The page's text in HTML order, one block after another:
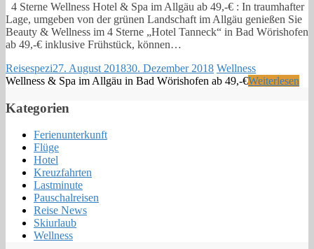
4 Sterne Wellness Hotel & Spa im Allgäu ab 49,-€ : In traumhafter
Lage, umgeben von der grünen Landschaft im Allgäu genießen Sie
Beauty & Wellness im 4 Sterne „Hotel Tanneck“ in Bad Wörishofen
ab 49,-€ inklusive Frühstück, können…
Reisespezi27. August 201830. Dezember 2018 Wellness
Wellness & Spa im Allgäu in Bad Wörishofen ab 49,-€Weiterlesen
Kategorien
Ferienunterkunft
Flüge
Hotel
Kreuzfahrten
Lastminute
Pauschalreisen
Reise News
Skiurlaub
Wellness